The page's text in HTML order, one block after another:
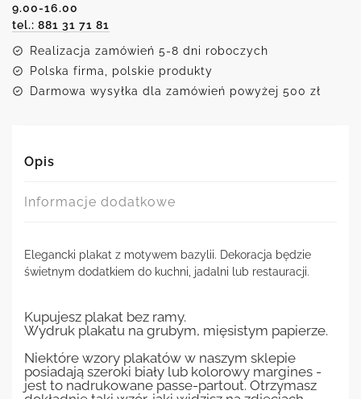
9.00-16.00
tel.: 881 31 71 81
Realizacja zamówień 5-8 dni roboczych
Polska firma, polskie produkty
Darmowa wysyłka dla zamówień powyżej 500 zł
Opis
Informacje dodatkowe
Elegancki plakat z motywem bazylii. Dekoracja będzie
świetnym dodatkiem do kuchni, jadalni lub restauracji.
Kupujesz plakat bez ramy.
Wydruk plakatu na grubym, mięsistym papierze.
Niektóre wzory plakatów w naszym sklepie
posiadają szeroki biały lub kolorowy margines -
jest to nadrukowane passe-partout. Otrzymasz